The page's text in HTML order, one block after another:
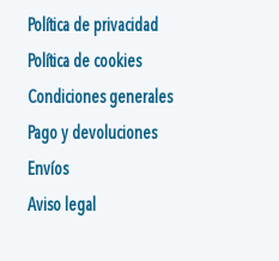
Política de privacidad
Política de cookies
Condiciones generales
Pago y devoluciones
Envíos
Aviso legal